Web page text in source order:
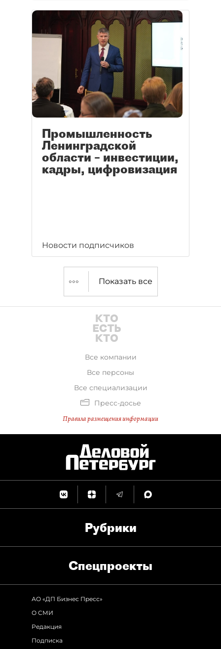
Промышленность
Ленинградской
области – инвестиции,
кадры, цифровизация
Новости подписчиков
Показать все
Все компании
Все персоны
Все специализации
Пресс-досье
Правила размещения информации
Рубрики
Спец­проекты
АО «ДП Бизнес Пресс»
О СМИ
Редакция
Подписка